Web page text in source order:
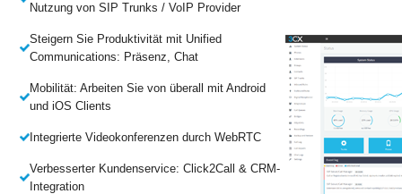
Nutzung von SIP Trunks / VoIP Provider
Steigern Sie Produktivität mit Unified
Communications: Präsenz, Chat
Mobilität: Arbeiten Sie von überall mit Android
und iOS Clients
Integrierte Videokonferenzen durch WebRTC
Verbesserter Kundenservice: Click2Call & CRM-
Integration